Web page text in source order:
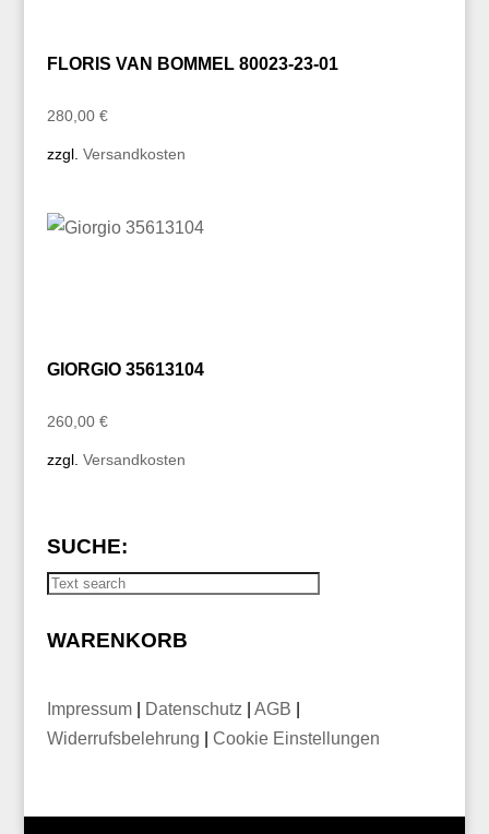
FLORIS VAN BOMMEL 80023-23-01
280,00 €
zzgl. Versandkosten
GIORGIO 35613104
260,00 €
zzgl. Versandkosten
SUCHE:
WARENKORB
Impressum Datenschutz AGB
Widerrufsbelehrung
Cookie Einstellungen